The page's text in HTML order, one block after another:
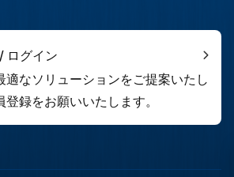
療・製薬診断装置の微量分注バルブ、薬
理パーツ産業機器光ファイバー用ボール
プリンタのインク供給バルブホビー・装
、装飾用ディスプレイ、高精度な模型パー
ットボール（Ball / Precision Sphere）ホ
な「球」に加工することで、熱による寸法
た幾何学的基準」が得られます。特に、温
が変化するプロセスにおいて、ボールの寸
確な流量制御に直結します。また、ソー
(2インチ) 以上精度グレードPrecision
ログイン
適なソリューションをご提案いたし
録をお願いいたします。